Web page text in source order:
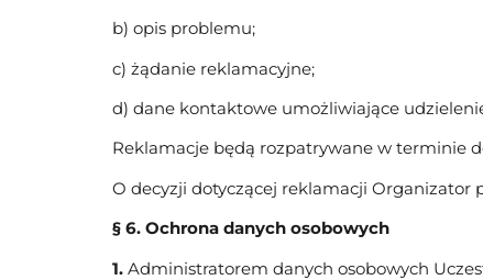
b) opis problemu;
c) żądanie reklamacyjne;
d) dane kontaktowe umożliwiające
Reklamacje będą rozpatrywane w terminie
O decyzji dotyczącej reklamacji Organizator
§ 6. Ochrona danych osobowych
1. Administratorem danych osobowych